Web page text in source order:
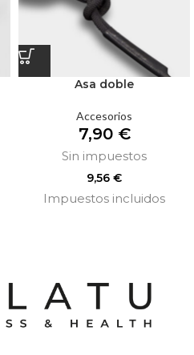
Asa doble
Accesorios
7,90 €
Sin impuestos
9,56 €
Impuestos incluidos